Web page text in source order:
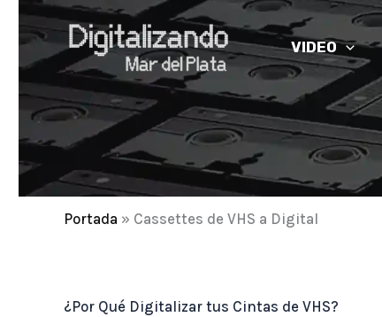
contenido
VIDEO
Portada » Cassettes de VHS a Digital
¿Por Qué Digitalizar tus Cintas de VHS?